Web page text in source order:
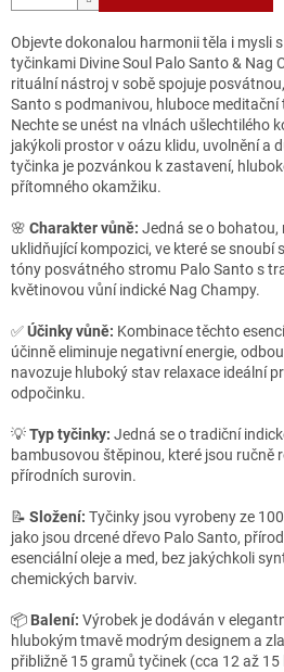
Objevte dokonalou harmonii těla i mysli
tyčinkami Divine Soul Palo Santo & Nag
rituální nástroj v sobě spojuje
Santo s podmanivou, hluboce
Nechte se unést na vlnách ušlechtilého
jakýkoli prostor v oázu klidu, uvolnění a
tyčinka je pozvánkou k zastavení,
přítomného okamžiku.
🌸 Charakter vůně: Jedná se o
uklidňující kompozici, ve které se snoubí
tóny posvátného stromu Palo Santo s
květinovou vůní indické Nag Champy.
✅Účinky vůně: Kombinace těchto
účinně eliminuje negativní energie,
navozuje hluboký stav relaxace ideální
odpočinku.
💡Typ tyčinky: Jedná se o tradiční
bambusovou štěpinou, které jsou ručně
přírodních surovin.
📝 Složení: Tyčinky jsou vyrobeny ze
jako jsou drcené dřevo Palo Santo,
esenciální oleje a med, bez jakýchkoli
chemických barviv.
📦 Balení: Výrobek je dodáván v
hlubokým tmavě modrým designem a
přibližně 15 gramů tyčinek (cca 12 až